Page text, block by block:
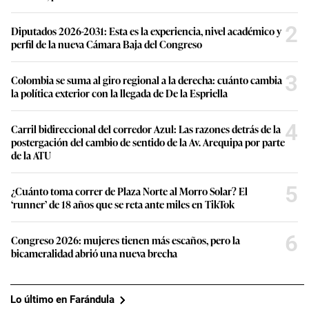
Diputados 2026-2031: Esta es la experiencia, nivel académico y
perfil de la nueva Cámara Baja del Congreso
2
Colombia se suma al giro regional a la derecha: cuánto cambia
la política exterior con la llegada de De la Espriella
3
Carril bidireccional del corredor Azul: Las razones detrás de la
postergación del cambio de sentido de la Av. Arequipa por parte
de la ATU
4
¿Cuánto toma correr de Plaza Norte al Morro Solar? El
‘runner’ de 18 años que se reta ante miles en TikTok
5
Congreso 2026: mujeres tienen más escaños, pero la
bicameralidad abrió una nueva brecha
6
Lo último en Farándula